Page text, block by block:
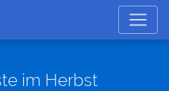
im Herbst